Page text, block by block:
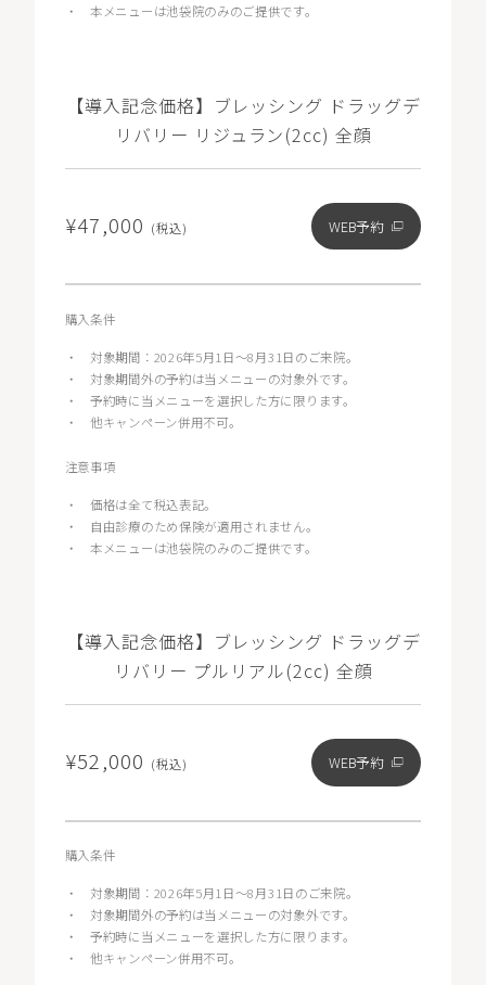
・本メニューは池袋院のみのご提供です。
【導入記念価格】ブレッシング ドラッグデ
リバリー リジュラン(2cc) 全顔
¥47,000 (税込) WEB予約
購入条件
・ 対象期間：2026年5月1日〜8月31日のご来院。
・ 対象期間外の予約は当メニューの対象外です。
・予約時に当メニューを選択した方に限ります。
・他キャンペーン併用不可。
注意事項
・価格は全て税込表記。
・
自由診療のため保険が適用されません。
・本メニューは池袋院のみのご提供です。
【導入記念価格】ブレッシング ドラッグデ
リバリー プルリアル(2cc) 全顔
¥52,000 (税込) WEB予約
購入条件
・ 対象期間：2026年5月1日〜8月31日のご来院。
・ 対象期間外の予約は当メニューの対象外です。
・予約時に当メニューを選択した方に限ります。
・他キャンペーン併用不可。